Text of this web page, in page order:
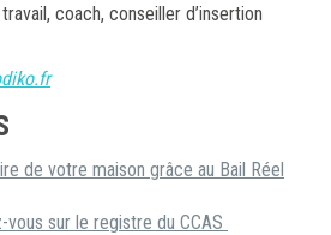
coach, conseiller d’insertion
de votre maison grâce au Bail Réel
vous sur le registre du CCAS